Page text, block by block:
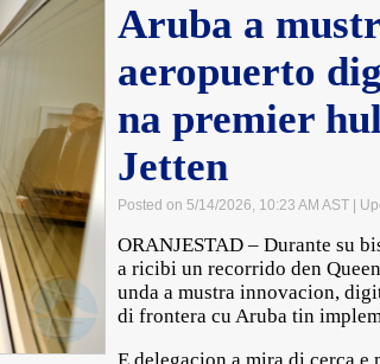
Aruba a
aeropuerto
na premier
Jetten
Posted on 5/14/2026, 10:23 AM AST |
ORANJESTAD – Durante su
a ricibi un recorrido den
unda a mustra innovacion,
di frontera cu Aruba tin